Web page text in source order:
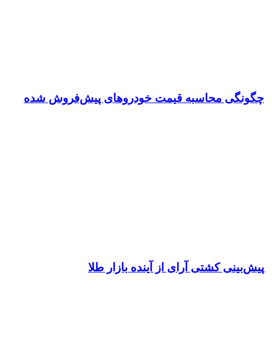
چگونگی محاسبه قیمت خودروهای پیش‌فروش شده
پیش‌بینی کشتی آرای از آینده بازار طلا